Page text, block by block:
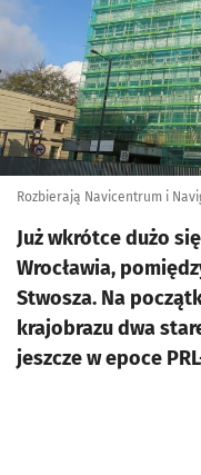
Rozbierają Navicentrum i
Już wkrótce dużo
Wrocławia,
Stwosza. Na
krajobrazu dwa
jeszcze w epoce